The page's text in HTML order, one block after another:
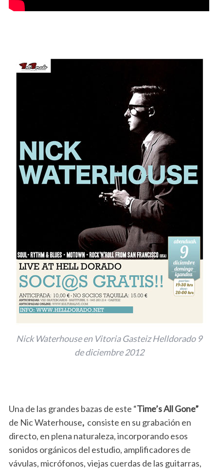
Nick Waterhouse en Vitoria Gasteiz Helldorado 9
de diciembre 2012
Una de las grandes bazas de este “Time’s All Gone”
de Nic Waterhouse, consiste en su grabación en
directo, en plena naturaleza, incorporando esos
sonidos orgánicos del estudio, amplificadores de
vávulas, micrófonos, viejas cuerdas de las guitarras,